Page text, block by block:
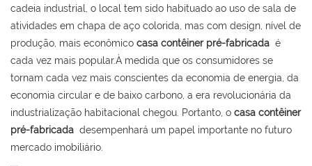
cadeia industrial, o local tem sido habituado ao uso de sala de
atividades em chapa de aço colorida, mas com design, nível de
produção, mais econômico casa contêiner pré-fabricada é
cada vez mais popular.À medida que os consumidores se
tornam cada vez mais conscientes da economia de energia, da
economia circular e de baixo carbono, a era revolucionária da
industrialização habitacional chegou. Portanto, o casa contêiner
pré-fabricada desempenhará um papel importante no futuro
mercado imobiliário.